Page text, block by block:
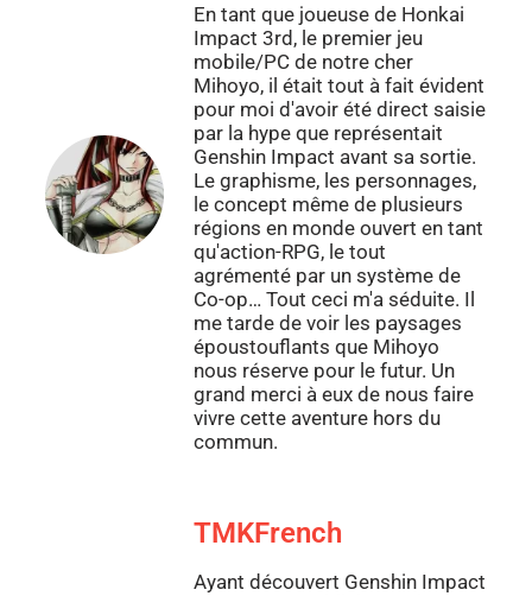
En tant que joueuse de Honkai
Impact 3rd, le premier jeu
mobile/PC de notre cher
Mihoyo, il était tout à fait évident
pour moi d'avoir été direct saisie
par la hype que représentait
Genshin Impact avant sa sortie.
Le graphisme, les personnages,
le concept même de plusieurs
régions en monde ouvert en tant
qu'action-RPG, le tout
agrémenté par un système de
Co-op… Tout ceci m'a séduite. Il
me tarde de voir les paysages
époustouflants que Mihoyo
nous réserve pour le futur. Un
grand merci à eux de nous faire
vivre cette aventure hors du
commun.
TMKFrench
Ayant découvert Genshin Impact